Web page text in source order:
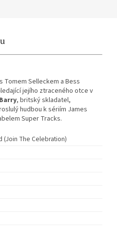
Tomem Selleckem a Bess
jejího ztraceného otce v
, britský skladatel,
hudbou k sériím James
Super Tracks.
(Join The Celebration)